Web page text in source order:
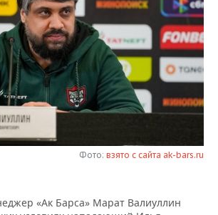
Фото: взято с сайта ak-bars.ru
«Ак Барса» Марат Валиуллин